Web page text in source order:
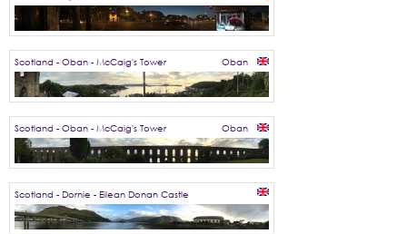
Scotland - Oban - McCaig's Tower Oban
Scotland - Oban - McCaig's Tower Oban
Scotland - Dornie - Eilean Donan Castle